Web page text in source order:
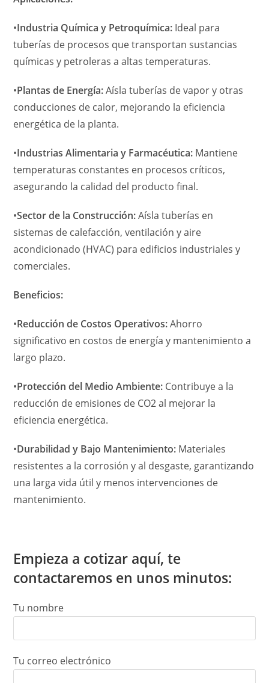
•Industria Química y Petroquímica: Ideal para
tuberías de procesos que transportan sustancias
químicas y petroleras a altas temperaturas.
•Plantas de Energía:Aísla tuberías de vapor y otras
conducciones de calor, mejorando la eficiencia
energética de la planta.
•Industrias Alimentaria y Farmacéutica: Mantiene
temperaturas constantes en procesos críticos,
asegurando la calidad del producto final.
•Sector de la Construcción:Aísla tuberías en
sistemas de calefacción, ventilación y aire
acondicionado (HVAC) para edificios industriales y
comerciales.
Beneficios:
•Reducción de Costos Operativos:Ahorro
significativo en costos de energía y mantenimiento a
largo plazo.
•Protección del Medio Ambiente: Contribuye a la
reducción de emisiones de CO2 al mejorar la
eficiencia energética.
•Durabilidad y Bajo Mantenimiento: Materiales
resistentes a la corrosión y al desgaste, garantizando
una larga vida útil y menos intervenciones de
mantenimiento.
Empieza a cotizar aquí, te
contactaremos en unos minutos:
Tu nombre
Tu correo electrónico